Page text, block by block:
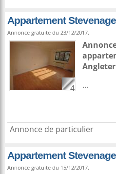
Appartement Stevenage
Annonce gratuite du 23/12/2017.
4
...
Annonce de particulier
Appartement Stevenage
Annonce gratuite du 15/12/2017.